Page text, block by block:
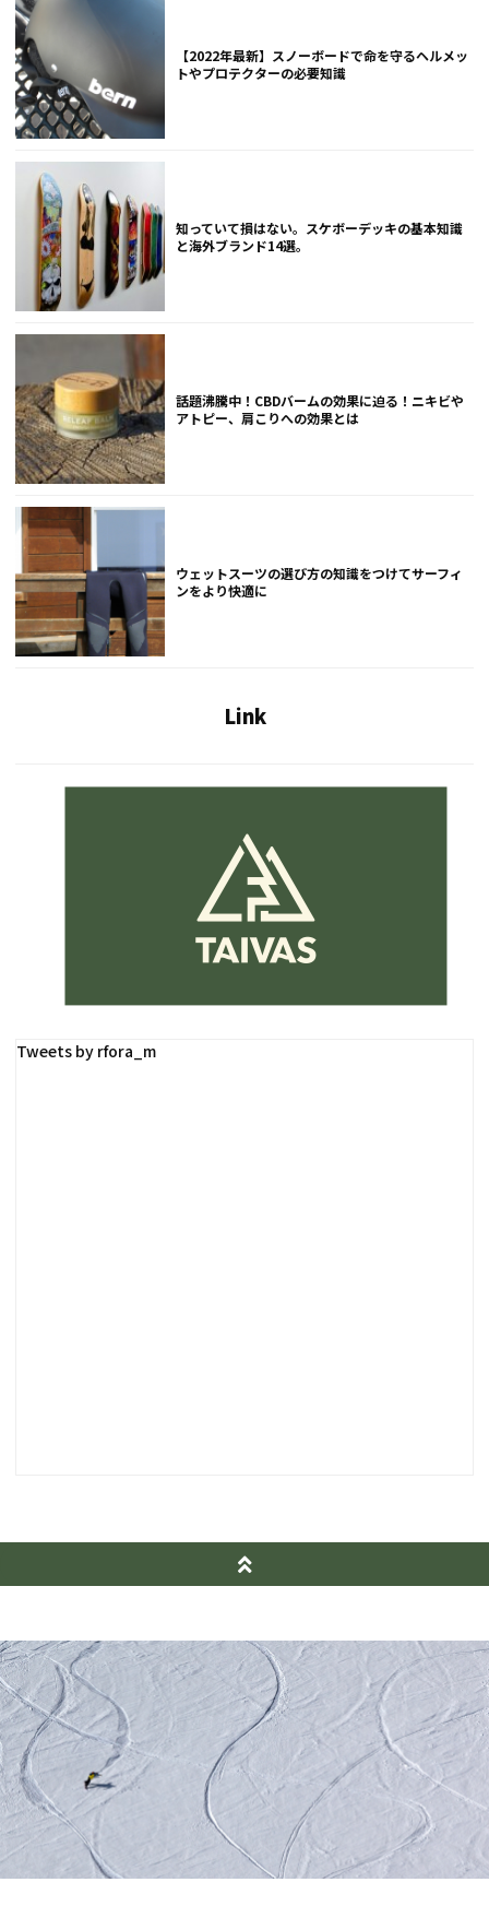
【2022年最新】スノーボードで命を守るヘルメッ
トやプロテクターの必要知識
知っていて損はない。スケボーデッキの基本知識
と海外ブランド14選。
話題沸騰中！CBDバームの効果に迫る！ニキビや
アトピー、肩こりへの効果とは
ウェットスーツの選び方の知識をつけてサーフィ
ンをより快適に
Link
Tweets by rfora_m